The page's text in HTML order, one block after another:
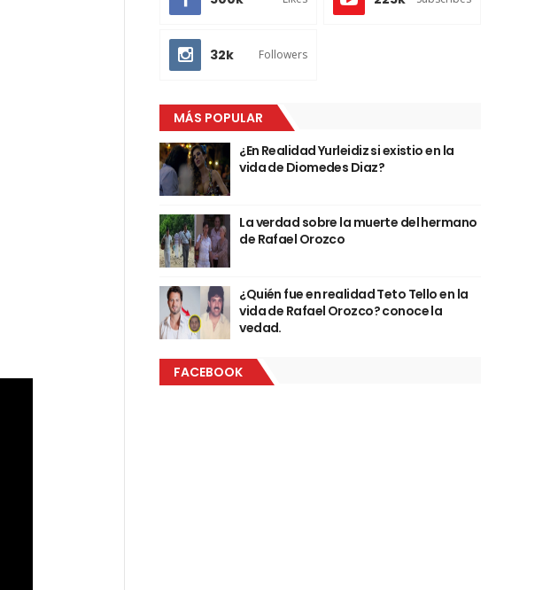
32k Followers
MÁS POPULAR
¿En Realidad Yurleidiz si existio en la
vida de Diomedes Diaz?
La verdad sobre la muerte del hermano
de Rafael Orozco
¿Quién fue en realidad Teto Tello en la
vida de Rafael Orozco? conoce la
vedad.
FACEBOOK